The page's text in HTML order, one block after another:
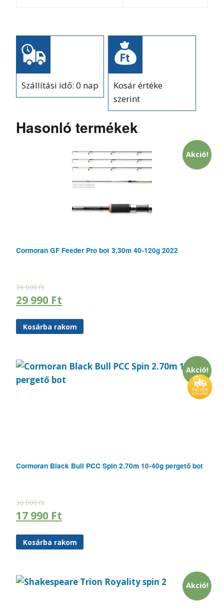
Szállítási idő: 0 nap
Kosár értéke
szerint
Hasonló termékek
Akció!
Cormoran GF Feeder Pro bot 3,30m 40-120g 2022
36 000Ft
29 990 Ft
Kosárba rakom
Akció!
Cormoran Black Bull PCC Spin 2.70m 10-40g pergető bot
30 000Ft
17 990 Ft
Kosárba rakom
Akció!